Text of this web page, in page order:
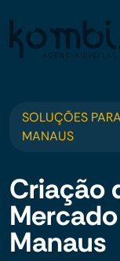
SOLUÇÕES
MANAUS
Criação
Manaus